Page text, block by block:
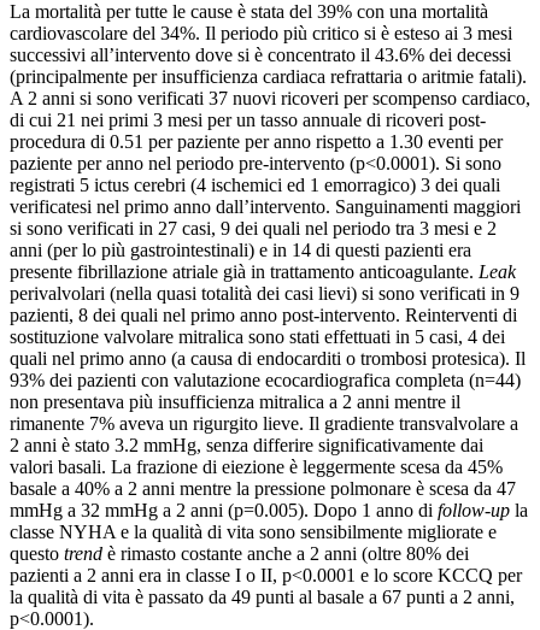
La mortalità per tutte le cause è stata del 39% con una mortalità
cardiovascolare del 34%. Il periodo più critico si è esteso ai 3 mesi
successivi all’intervento dove si è concentrato il 43.6% dei decessi
(principalmente per insufficienza cardiaca refrattaria o aritmie fatali).
A 2 anni si sono verificati 37 nuovi ricoveri per scompenso cardiaco,
di cui 21 nei primi 3 mesi per un tasso annuale di ricoveri post-
procedura di 0.51 per paziente per anno rispetto a 1.30 eventi per
paziente per anno nel periodo pre-intervento (p<0.0001). Si sono
registrati 5 ictus cerebri (4 ischemici ed 1 emorragico) 3 dei quali
verificatesi nel primo anno dall’intervento. Sanguinamenti maggiori
si sono verificati in 27 casi, 9 dei quali nel periodo tra 3 mesi e 2
anni (per lo più gastrointestinali) e in 14 di questi pazienti era
presente fibrillazione atriale già in trattamento anticoagulante. Leak
perivalvolari (nella quasi totalità dei casi lievi) si sono verificati in 9
pazienti, 8 dei quali nel primo anno post-intervento. Reinterventi di
sostituzione valvolare mitralica sono stati effettuati in 5 casi, 4 dei
quali nel primo anno (a causa di endocarditi o trombosi protesica). Il
93% dei pazienti con valutazione ecocardiografica completa (n=44)
non presentava più insufficienza mitralica a 2 anni mentre il
rimanente 7% aveva un rigurgito lieve. Il gradiente transvalvolare a
2 anni è stato 3.2 mmHg, senza differire significativamente dai
valori basali. La frazione di eiezione è leggermente scesa da 45%
basale a 40% a 2 anni mentre la pressione polmonare è scesa da 47
mmHg a 32 mmHg a 2 anni (p=0.005). Dopo 1 anno di follow-up la
classe NYHA e la qualità di vita sono sensibilmente migliorate e
questo trend è rimasto costante anche a 2 anni (oltre 80% dei
pazienti a 2 anni era in classe I o II, p<0.0001 e lo score KCCQ per
la qualità di vita è passato da 49 punti al basale a 67 punti a 2 anni,
p<0.0001).